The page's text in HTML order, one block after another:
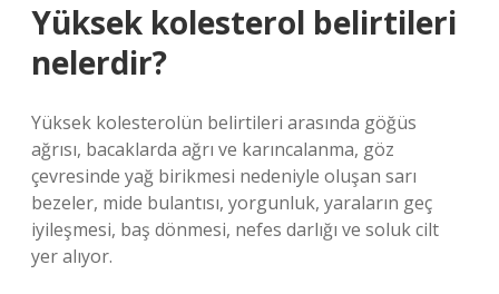
Yüksek kolesterol belirtileri
nelerdir?
Yüksek kolesterolün belirtileri arasında göğüs
ağrısı, bacaklarda ağrı ve karıncalanma, göz
çevresinde yağ birikmesi nedeniyle oluşan sarı
bezeler, mide bulantısı, yorgunluk, yaraların geç
iyileşmesi, baş dönmesi, nefes darlığı ve soluk cilt
yer alıyor.